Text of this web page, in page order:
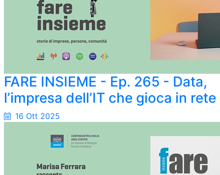
FARE INSIEME - Ep. 265 - Data,
l’impresa dell’IT che gioca in rete
16 Ott 2025